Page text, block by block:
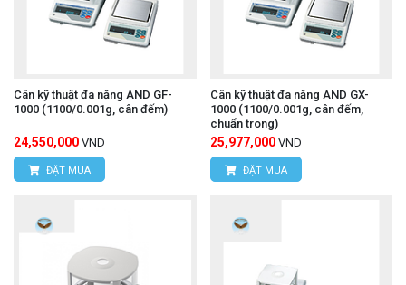
Cân kỹ thuật đa năng AND GF-
1000 (1100/0.001g, cân đếm)
24,550,000 VND
ĐẶT MUA
Cân kỹ thuật đa năng AND GX-
1000 (1100/0.001g, cân đếm,
chuẩn trong)
25,977,000 VND
ĐẶT MUA